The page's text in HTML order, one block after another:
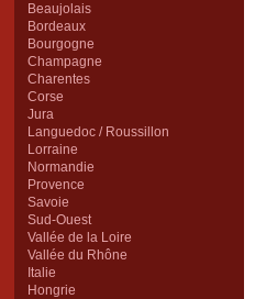
Beaujolais
Bordeaux
Bourgogne
Champagne
Charentes
Corse
Jura
Languedoc / Roussillon
Lorraine
Normandie
Provence
Savoie
Sud-Ouest
Vallée de la Loire
Vallée du Rhône
Italie
Hongrie